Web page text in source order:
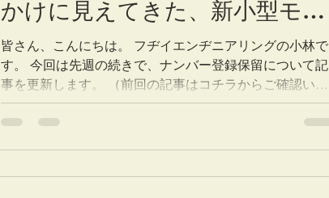
かけに見えてきた、新小型モビ
リティを取り巻く法整備状況②
皆さん、こんにちは。 フヂイエンヂニアリングの小林で
す。 今回は先週の続きで、ナンバー登録保留について記
事を更新します。 （前回の記事はコチラからご確認いた
だけます。） ※当記事は電動キックボードメーカーの一
販売員が現場のリアルな状況を発信するという趣旨で執